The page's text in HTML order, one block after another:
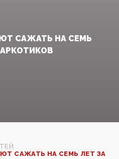
САЖАТЬ НА СЕМЬ
САЖАТЬ НА СЕМЬ ЛЕТ ЗА